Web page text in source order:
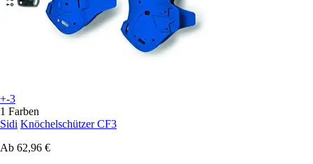
+-3
1 Farben
Sidi Knöchelschützer CF3
Ab 62,96 €